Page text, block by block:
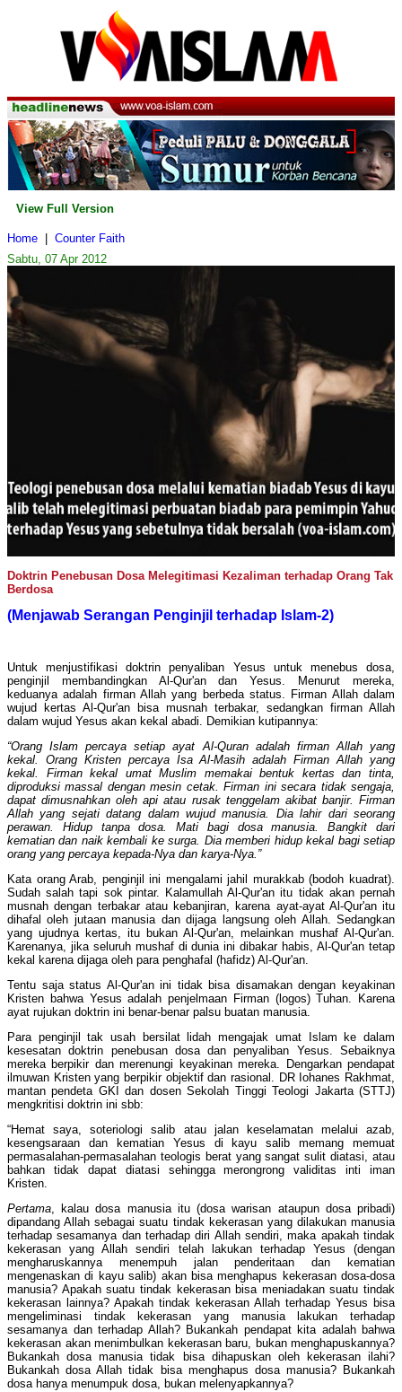
View Full Version
Home
Counter Faith
Sabtu, 07 Apr 2012
Doktrin Penebusan Dosa Melegitimasi Kezaliman terhadap Orang Tak
Berdosa
(Menjawab Serangan Penginjil terhadap Islam-2)
Untuk menjustifikasi doktrin penyaliban Yesus untuk menebus dosa,
penginjil membandingkan Al-Qur'an dan Yesus. Menurut mereka,
keduanya adalah firman Allah yang berbeda status. Firman Allah dalam
wujud kertas Al-Qur'an bisa musnah terbakar, sedangkan firman Allah
dalam wujud Yesus akan kekal abadi. Demikian kutipannya:
“Orang Islam percaya setiap ayat Al-Quran adalah firman Allah yang
kekal. Orang Kristen percaya Isa Al-Masih adalah Firman Allah yang
kekal. Firman kekal umat Muslim memakai bentuk kertas dan tinta,
diproduksi massal dengan mesin cetak. Firman ini secara tidak sengaja,
dapat dimusnahkan oleh api atau rusak tenggelam akibat banjir. Firman
Allah yang sejati datang dalam wujud manusia. Dia lahir dari seorang
perawan. Hidup tanpa dosa. Mati bagi dosa manusia. Bangkit dari
kematian dan naik kembali ke surga. Dia memberi hidup kekal bagi setiap
orang yang percaya kepada-Nya dan karya-Nya.”
Kata orang Arab, penginjil ini mengalami jahil murakkab (bodoh kuadrat).
Sudah salah tapi sok pintar. Kalamullah Al-Qur'an itu tidak akan pernah
musnah dengan terbakar atau kebanjiran, karena ayat-ayat Al-Qur'an itu
dihafal oleh jutaan manusia dan dijaga langsung oleh Allah. Sedangkan
yang ujudnya kertas, itu bukan Al-Qur'an, melainkan mushaf Al-Qur'an.
Karenanya, jika seluruh mushaf di dunia ini dibakar habis, Al-Qur'an tetap
kekal karena dijaga oleh para penghafal (hafidz) Al-Qur'an.
Tentu saja status Al-Qur'an ini tidak bisa disamakan dengan keyakinan
Kristen bahwa Yesus adalah penjelmaan Firman (logos) Tuhan. Karena
ayat rujukan doktrin ini benar-benar palsu buatan manusia.
Para penginjil tak usah bersilat lidah mengajak umat Islam ke dalam
kesesatan doktrin penebusan dosa dan penyaliban Yesus. Sebaiknya
mereka berpikir dan merenungi keyakinan mereka. Dengarkan pendapat
ilmuwan Kristen yang berpikir objektif dan rasional. DR Iohanes Rakhmat,
mantan pendeta GKI dan dosen Sekolah Tinggi Teologi Jakarta (STTJ)
mengkritisi doktrin ini sbb:
“Hemat saya, soteriologi salib atau jalan keselamatan melalui azab,
kesengsaraan dan kematian Yesus di kayu salib memang memuat
permasalahan-permasalahan teologis berat yang sangat sulit diatasi, atau
bahkan tidak dapat diatasi sehingga merongrong validitas inti iman
Kristen.
Pertama, kalau dosa manusia itu (dosa warisan ataupun dosa pribadi)
dipandang Allah sebagai suatu tindak kekerasan yang dilakukan manusia
terhadap sesamanya dan terhadap diri Allah sendiri, maka apakah tindak
kekerasan yang Allah sendiri telah lakukan terhadap Yesus (dengan
mengharuskannya menempuh jalan penderitaan dan kematian
mengenaskan di kayu salib) akan bisa menghapus kekerasan dosa-dosa
manusia? Apakah suatu tindak kekerasan bisa meniadakan suatu tindak
kekerasan lainnya? Apakah tindak kekerasan Allah terhadap Yesus bisa
mengeliminasi tindak kekerasan yang manusia lakukan terhadap
sesamanya dan terhadap Allah? Bukankah pendapat kita adalah bahwa
kekerasan akan menimbulkan kekerasan baru, bukan menghapuskannya?
Bukankah dosa manusia tidak bisa dihapuskan oleh kekerasan ilahi?
Bukankah dosa Allah tidak bisa menghapus dosa manusia? Bukankah
dosa hanya menumpuk dosa, bukan melenyapkannya?